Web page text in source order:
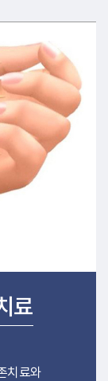
료
치료와